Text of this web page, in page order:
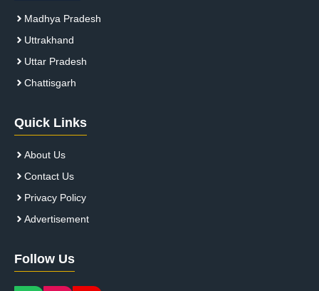
Madhya Pradesh
Uttrakhand
Uttar Pradesh
Chattisgarh
Quick Links
About Us
Contact Us
Privacy Policy
Advertisement
Follow Us